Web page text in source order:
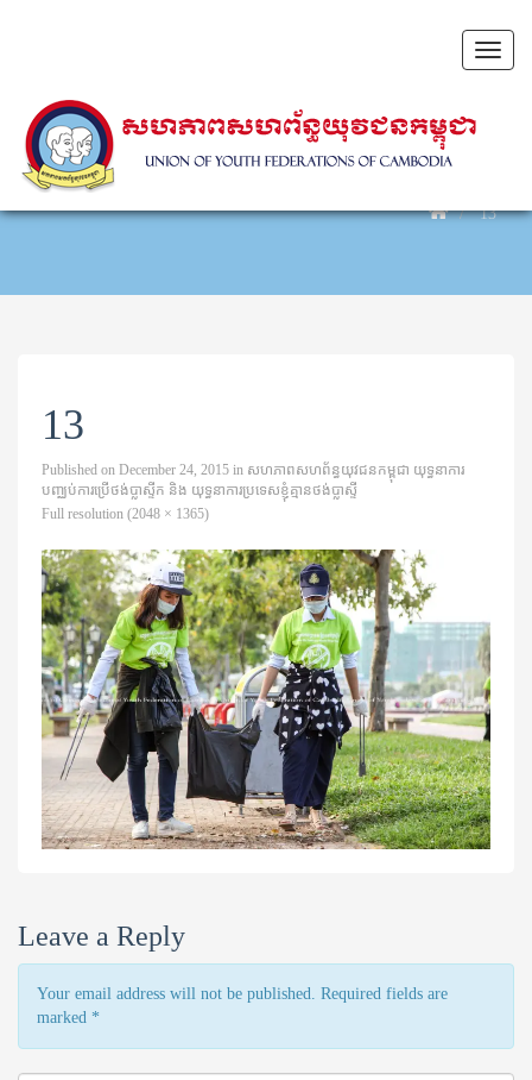
Toggle
13
13
Published on December 24, 2015 in សហភាពសហព័ន្ធយុវជនកម្ពុជា យុទ្ធនាការ
បញ្ឈប់ការប្រើថង់ប្លាស្ទីក និង យុទ្ធនាការប្រទេសខ្ញុំគ្មានថង់ប្លាស្ទី
Full resolution (2048 × 1365)
Leave a Reply
Your email address will not be published. Required fields are
marked *